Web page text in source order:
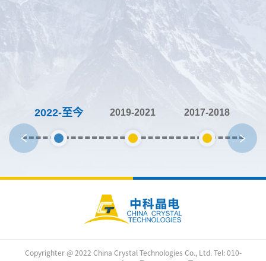
2022-至今 2019-2021 2017-2018
Copyrighter @ 2022 China Crystal Technologies Co., Ltd. Tel: 010-